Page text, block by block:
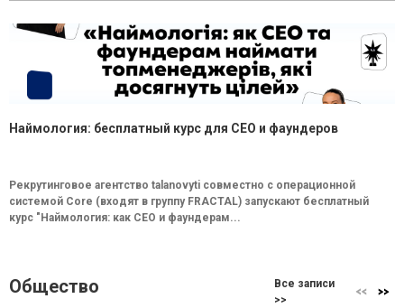
Наймология: бесплатный курс для CEO и фаундеров
Рекрутинговое агентство talanovyti совместно с операционной
системой Core (входят в группу FRACTAL) запускают бесплатный
курс "Наймология: как СEO и фаундерам...
Общество
Все записи
>>